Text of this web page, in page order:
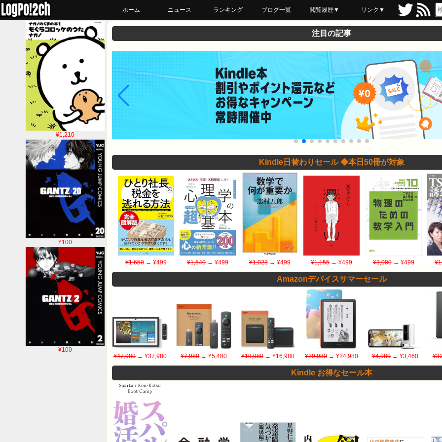
ホーム ニュース ランキング ブログ一覧 閲覧履歴▼
最近読んだ
あとで読む
ブックマーク
リンク▼
¥1,210
¥100
¥100
注目の記事
Kindle日替わりセール ◆本日50冊が対象
¥1,650→ ¥499 ¥1,540 → ¥499 ¥1,023→ ¥499 ¥1,155 → ¥499 ¥3,080→ ¥499
Amazonデバイスサマーセール
¥47,980 → ¥37,980 ¥7,980→ ¥5,480 ¥19,980→ ¥16,980 ¥29,980→ ¥24,980 ¥4,980→ ¥3,460
Kindle お得なセール本